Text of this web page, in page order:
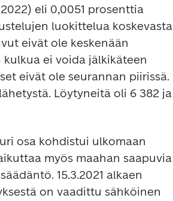
eli 0,0051 prosenttia
luokittelua koskevasta
eivät ole keskenään
ei voida jälkikäteen
eivät ole seurannan piirissä.
Löytyneitä oli 6 382 ja
osa kohdistui ulkomaan
myös maahan saapuvia
15.3.2021 alkaen
on vaadittu sähköinen